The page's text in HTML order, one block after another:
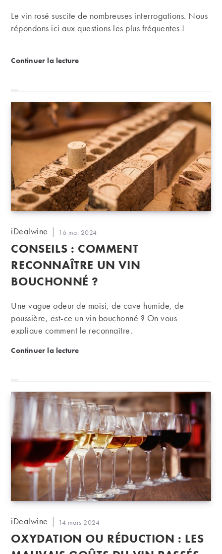
Le vin rosé suscite de nombreuses interrogations. Nous
répondons ici aux questions les plus fréquentes !
Continuer la lectureLes 10 questions que vous vous posez sur les vins
Auteur/autrice
la
publication :
iDealwine
Publication
publiée :
16 mai 2024
CONSEILS : COMMENT
RECONNAÎTRE UN VIN
BOUCHONNÉ ?
Une vague odeur de moisi, de cave humide, de
poussière, est-ce un vin bouchonné ? On vous
explique comment le reconnaître.
Continuer la lectureConseils : comment reconnaître un vin bouchonné ?
Auteur/autrice
la
publication :
iDealwine
Publication
publiée :
14 mars 2024
OXYDATION OU RÉDUCTION : LES